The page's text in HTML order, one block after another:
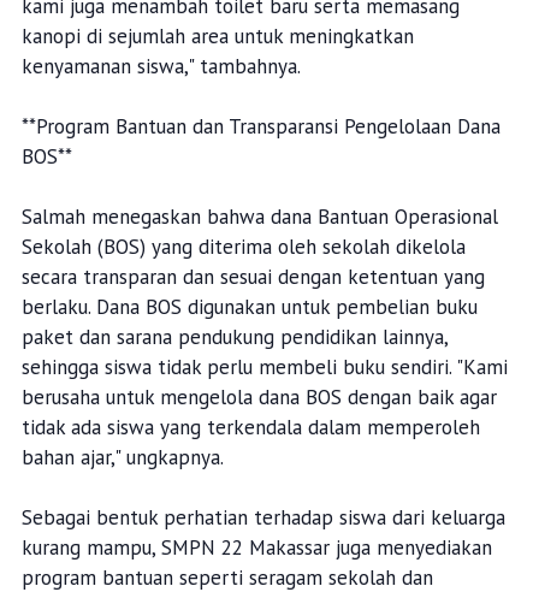
kami juga menambah toilet baru serta memasang
kanopi di sejumlah area untuk meningkatkan
kenyamanan siswa," tambahnya.
**Program Bantuan dan Transparansi Pengelolaan Dana
BOS**
Salmah menegaskan bahwa dana Bantuan Operasional
Sekolah (BOS) yang diterima oleh sekolah dikelola
secara transparan dan sesuai dengan ketentuan yang
berlaku. Dana BOS digunakan untuk pembelian buku
paket dan sarana pendukung pendidikan lainnya,
sehingga siswa tidak perlu membeli buku sendiri. "Kami
berusaha untuk mengelola dana BOS dengan baik agar
tidak ada siswa yang terkendala dalam memperoleh
bahan ajar," ungkapnya.
Sebagai bentuk perhatian terhadap siswa dari keluarga
kurang mampu, SMPN 22 Makassar juga menyediakan
program bantuan seperti seragam sekolah dan